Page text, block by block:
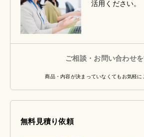
活用ください。
ご相談・お問い合わせ
商品・内容が決まっていなくてもお気軽に
無料見積り依頼